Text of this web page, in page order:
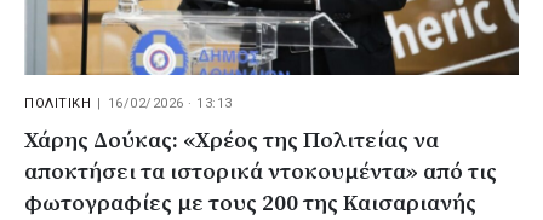
ΠΟΛΙΤΙΚΗ 16/02/2026 · 13:13
Χάρης Δούκας: «Χρέος της Πολιτείας να
αποκτήσει τα ιστορικά ντοκουμέντα» από τις
φωτογραφίες με τους 200 της Καισαριανής